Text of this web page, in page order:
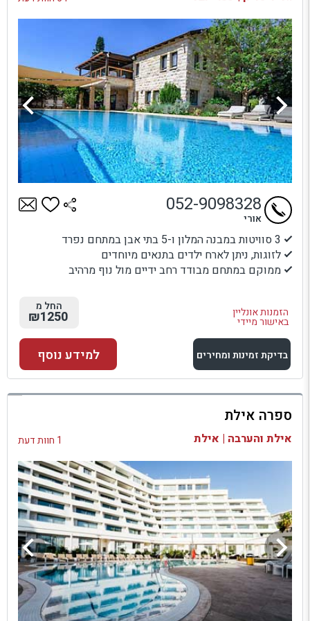
3 סוויטות במבנה המלון ו-5 בתי אבן במתחם נפרד
לזוגות, ניתן לארח ילדים בתנאים מיוחדים
ממוקם במתחם מבודד רחב ידיים מול נוף מרהיב
הזמנות אונליין
באישור מיידי
052-9098328
אורי
החל מ
₪1250
בדיקת זמינות ומחירים
למתחם זה
בדיקת זמינות ומחירים
למידע נוסף
ספרה אילת
אילת והערבה | אילת 1 חוות דעת